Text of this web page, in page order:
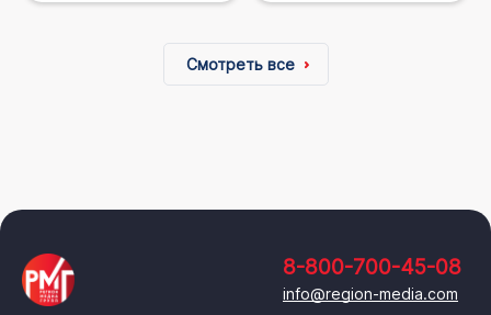
Смотреть все
8-800-700-45-08
info@region-media.com